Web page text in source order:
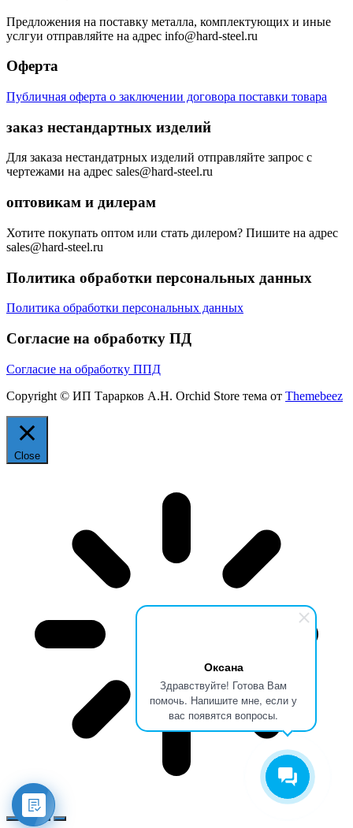
Оксана
Здравствуйте! Готова Вам
помочь. Напишите мне, если у
вас появятся вопросы.
Предложения на поставку металла, комплектующих и иные
услгуи отправляйте на адрес info@hard-steel.ru
Оферта
Публичная оферта о заключении договора поставки товара
заказ нестандартных изделий
Для заказа нестандатрных изделий отправляйте запрос с
чертежами на адрес sales@hard-steel.ru
оптовикам и дилерам
Хотите покупать оптом или стать дилером? Пишите на адрес
sales@hard-steel.ru
Политика обработки персональных данных
Политика обработки персональных данных
Согласие на обработку ПД
Согласие на обработку ППД
Copyright © ИП Тарарков А.Н. Orchid Store тема от Themebeez
Close